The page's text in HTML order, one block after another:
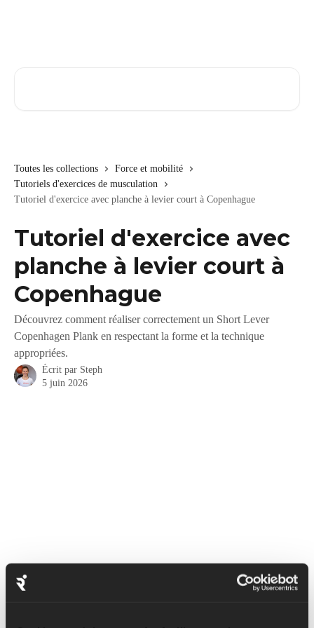
Toutes les collections
Force et mobilité
Tutoriels d'exercices de musculation
Tutoriel d'exercice avec planche à levier court à Copenhague
Tutoriel d'exercice avec
planche à levier court à
Copenhague
Découvrez comment réaliser correctement un Short Lever
Copenhagen Plank en respectant la forme et la technique
appropriées.
Écrit par Steph
5 juin 2026